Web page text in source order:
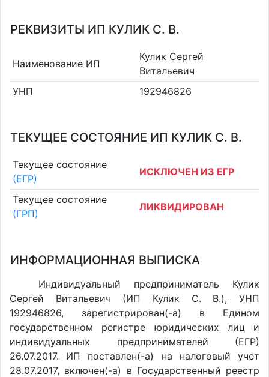
РЕКВИЗИТЫ ИП КУЛИК С. В.
Наименование ИП
Кулик Сергей
Витальевич
УНП
192946826
ТЕКУЩЕЕ СОСТОЯНИЕ ИП КУЛИК С. В.
Текущее состояние
(ЕГР)
ИСКЛЮЧЕН ИЗ ЕГР
Текущее состояние
(ГРП)
ЛИКВИДИРОВАН
ИНФОРМАЦИОННАЯ ВЫПИСКА
Индивидуальный предприниматель Кулик
Сергей Витальевич (ИП Кулик С. В.), УНП
192946826, зарегистрирован(-а) в Едином
государственном регистре юридических лиц и
индивидуальных предпринимателей (ЕГР)
26.07.2017. ИП поставлен(-a) на налоговый учет
28.07.2017, включен(-a) в Государственный реестр